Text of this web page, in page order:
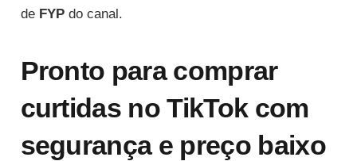
de FYPdo canal.
Pronto para comprar
curtidas no TikTok com
segurança e preço baixo